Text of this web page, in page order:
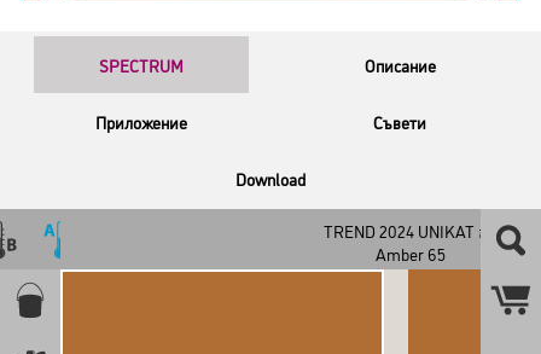
SPECTRUM Описание
Приложение Съвети
Download